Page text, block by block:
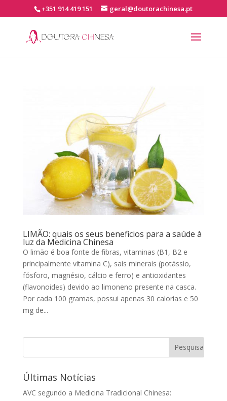
+351 914 419 151 geral@doutorachinesa.pt
LIMÃO: quais os seus beneficios para a saúde à
luz da Medicina Chinesa
O limão é boa fonte de fibras, vitaminas (B1, B2 e
principalmente vitamina C), sais minerais (potássio,
fósforo, magnésio, cálcio e ferro) e antioxidantes
(flavonoides) devido ao limoneno presente na casca.
Por cada 100 gramas, possui apenas 30 calorias e 50
mg de...
Últimas Notícias
AVC segundo a Medicina Tradicional Chinesa: